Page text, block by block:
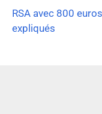
RSA avec 800
expliqués